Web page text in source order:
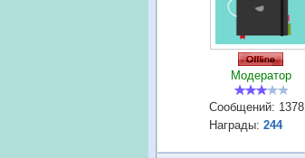
Модератор
Сообщений: 1378
Награды: 244